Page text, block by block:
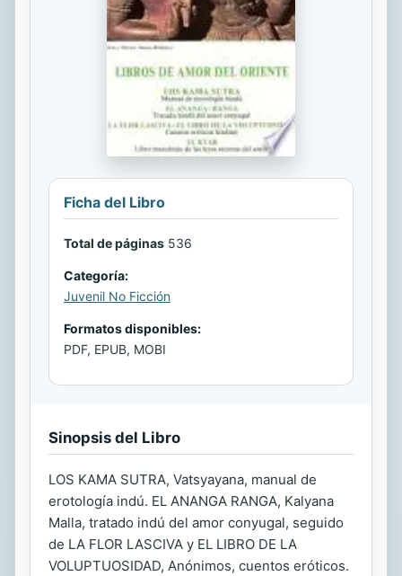
Ficha del Libro
Total de páginas 536
Categoría:
Juvenil No Ficción
Formatos disponibles:
PDF, EPUB, MOBI
Sinopsis del Libro
LOS KAMA SUTRA, Vatsyayana, manual de
erotología indú. EL ANANGA RANGA, Kalyana
Malla, tratado indú del amor conyugal, seguido
de LA FLOR LASCIVA y EL LIBRO DE LA
VOLUPTUOSIDAD, Anónimos, cuentos eróticos.